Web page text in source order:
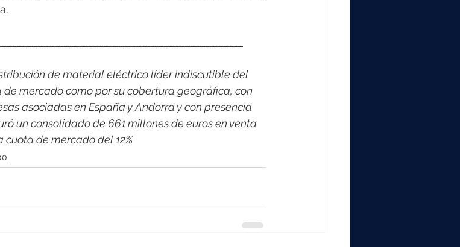
de material eléctrico líder indiscutible del
de mercado como por su cobertura geográfica, con
asociadas en España y Andorra y con presencia
un consolidado de 661 millones de euros en venta
de mercado del 12%